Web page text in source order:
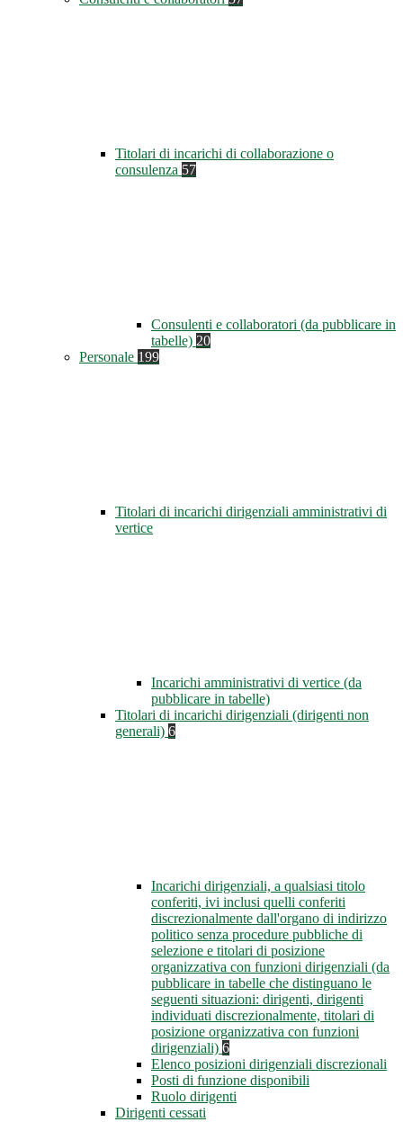
Titolari di incarichi di collaborazione o
consulenza 57
Consulenti e collaboratori (da pubblicare in
tabelle) 20
Personale 199
Titolari di incarichi dirigenziali amministrativi di
vertice
Incarichi amministrativi di vertice (da
pubblicare in tabelle)
Titolari di incarichi dirigenziali (dirigenti non
generali) 6
Incarichi dirigenziali, a qualsiasi titolo
conferiti, ivi inclusi quelli conferiti
discrezionalmente dall'organo di indirizzo
politico senza procedure pubbliche di
selezione e titolari di posizione
organizzativa con funzioni dirigenziali (da
pubblicare in tabelle che distinguano le
seguenti situazioni: dirigenti, dirigenti
individuati discrezionalmente, titolari di
posizione organizzativa con funzioni
dirigenziali) 6
Elenco posizioni dirigenziali discrezionali
Posti di funzione disponibili
Ruolo dirigenti
Dirigenti cessati